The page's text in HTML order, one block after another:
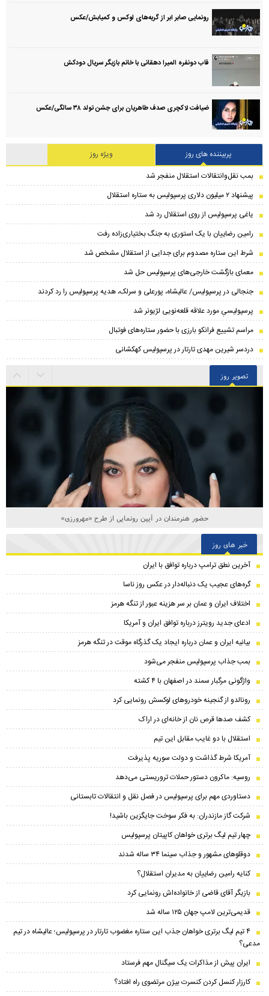
رونمایی صابر ابر از گربه‌های لوکس و کمیابش/عکس
قاب دونفره المیرا دهقانی با خانم بازیگر سریال دودکش
ضیافت لاکچری صدف طاهریان برای جشن تولد ۳۸ سالگی‌/عکس
پربیننده های روز
ویژه روز
بمب نقل‌وانتقالات استقلال منفجر شد
پیشنهاد ۲ میلیون دلاری پرسپولیس به ستاره استقلال
یاغی پرسپولیس از روی استقلال رد شد
رامین رضاییان با یک استوری به جنگ بختیاری‌زاده رفت
شرط این ستاره مصدوم برای جدایی از استقلال مشخص شد
معمای بازگشت خارجی‌های پرسپولیس حل شد
جنجالی در پرسپولیس/ عالیشاه، پورعلی و سرلک، هدیه پرسپولیس را رد کردند
پرسپولیسیِ مورد علاقه قلعه‌نویی لژیونر شد
مراسم تشییع فرانکو بارزی با حضور ستاره‌های فوتبال
دردسر شیرین مهدی تارتار در پرسپولیس کهکشانی
تصویر روز
حضور هنرمندان در آیین رونمایی از طرح «مهرورزی»
خبر های روز
آخرین نطق ترامپ درباره توافق با ایران
گره‌های عجیب یک دنباله‌دار در عکس روز ناسا
اختلاف ایران و عمان بر سر هزینه عبور از تنگه هرمز
ادعای جدید رویترز درباره توافق ایران و آمریکا
بیانیه ایران و عمان درباره ایجاد یک گذرگاه موقت در تنگه هرمز
بمب جذاب پرسپولیس منفجر می‌شود
واژگونی مرگبار سمند در اصفهان با ۴ کشته
رونالدو از گنجینه خودروهای لوکسش رونمایی کرد
کشف صدها قرص نان از خانه‌ای در اراک
استقلال با دو غایب مقابل این تیم
آمریکا شرط گذاشت و دولت سوریه پذیرفت
روسیه: ماکرون دستور حملات تروریستی می‌دهد
دستاوردی مهم برای پرسپولیس در فصل نقل و انتقالات تابستانی
شرکت گاز مازندران: به فکر سوخت جایگزین باشید!
چهار تیم لیگ برتری خواهان کاپیتان پرسپولیس
دوقلوهای مشهور و جذاب سینما ۳۴ ساله شدند
کنایه رامین رضاییان به مدیران استقلال؟
بازیگر آقای قاضی از خانواده‌اش رونمایی کرد
قدیمی‌ترین لامپ جهان ۱۲۵ ساله شد
۴ تیم لیگ برتری خواهان جذب این ستاره مغضوب تارتار در پرسپولیس؛‌ عالیشاه در تیم
مدعی؟
ایران پیش از مذاکرات یک سیگنال مهم فرستاد
کارزار کنسل کردن کنسرت بیژن مرتضوی راه افتاد؟